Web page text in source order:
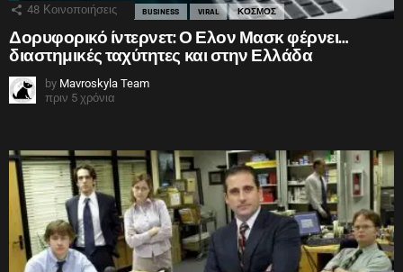
48 Κοινοποιήσεις BUSINESS VIRAL ΚΟΣΜΟΣ
Δορυφορικό ίντερνετ: Ο Ελον Μασκ φέρνει…
διαστημικές ταχύτητες και στην Ελλάδα
by Mavroskyla Team
πριν 5 χρόνια